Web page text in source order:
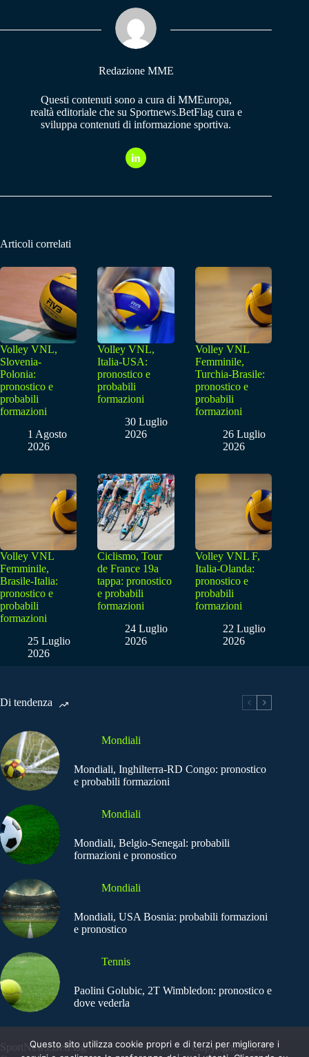
pp m
Redazione MME
Questi contenuti sono a cura di MMEuropa,
realtà editoriale che su Sportnews.BetFlag cura e
sviluppa contenuti di informazione sportiva.
Articoli correlati
Volley VNL,
Slovenia-
Polonia:
pronostico e
probabili
formazioni
1 Agosto
2026
Volley VNL,
Italia-USA:
pronostico e
probabili
formazioni
30 Luglio
2026
Volley VNL
Femminile,
Turchia-Brasile:
pronostico e
probabili
formazioni
26 Luglio
2026
Volley VNL
Femminile,
Brasile-Italia:
pronostico e
probabili
formazioni
25 Luglio
2026
Ciclismo, Tour
de France 19a
tappa: pronostico
e probabili
formazioni
24 Luglio
2026
Volley VNL F,
Italia-Olanda:
pronostico e
probabili
formazioni
22 Luglio
2026
Di tendenza
Mondiali
Mondiali, Inghilterra-RD Congo: pronostico
e probabili formazioni
Mondiali
Mondiali, Belgio-Senegal: probabili
formazioni e pronostico
Mondiali
Mondiali, USA Bosnia: probabili formazioni
e pronostico
Tennis
Paolini Golubic, 2T Wimbledon: pronostico e
dove vederla
SportNews.BetFlag -
Copyright © 2025
Questo sito utilizza cookie propri e di terzi per migliorare i